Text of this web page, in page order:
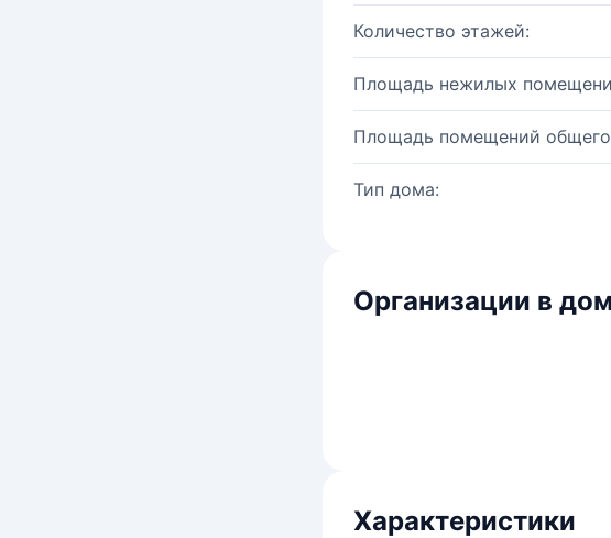
Количество этажей:
Площадь нежилых
Площадь помещений
Тип дома:
Организации в
Характеристики